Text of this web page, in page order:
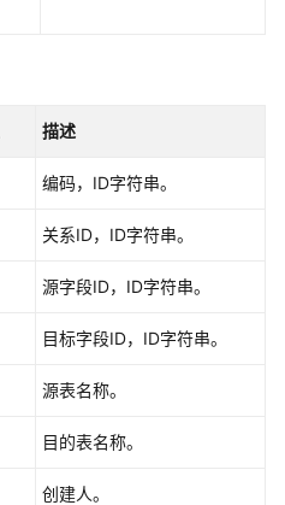
描述
编码，ID字符串。
关系ID，ID字符串。
源字段ID，ID字符串。
目标字段ID，ID字符串。
源表名称。
目的表名称。
创建人。